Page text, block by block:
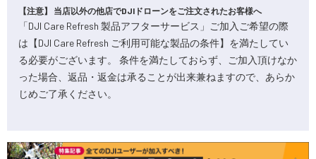
【注意】 当店以外の他店でDJIドローンをご注文されたお客様へ
「DJI Care Refresh 製品アフターサービス」ご加入ご希望の際
は【DJI Care Refresh ご利用可能な製品の条件】を満たしてい
る必要がございます。 条件を満たしておらず、ご加入頂けなか
った場合、返品・返金は承ることが出来兼ねますので、あらか
じめご了承ください。